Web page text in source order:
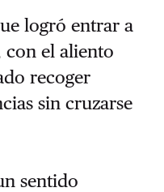
logró entrar a
con el aliento
recoger
sin cruzarse
sentido